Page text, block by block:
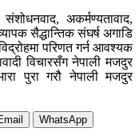
अकर्मण्यतावाद,
सैद्धान्तिक संघर्ष अगाडि
परिणत गर्न आवश्यक
विचारसँग नेपाली मजदुर
पुरा गरौ नेपाली मजदुर
WhatsApp